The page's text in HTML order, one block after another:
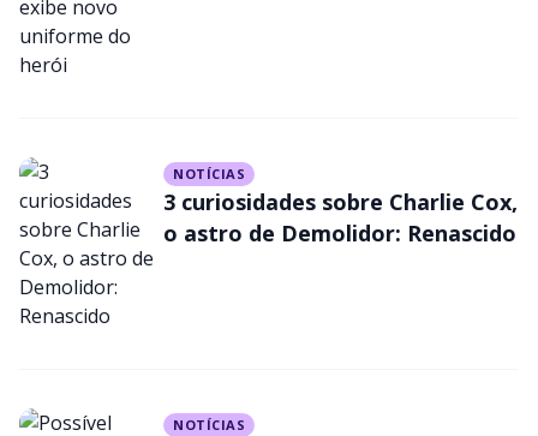
NOTÍCIAS
3 curiosidades sobre Charlie Cox,
o astro de Demolidor: Renascido
NOTÍCIAS